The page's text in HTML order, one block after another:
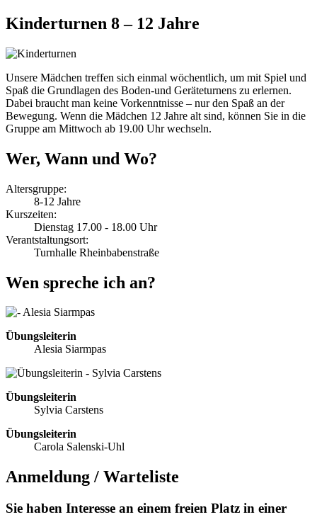
Kinderturnen 8 – 12 Jahre
Unsere Mädchen treffen sich einmal wöchentlich, um mit Spiel und
Spaß die Grundlagen des Boden-und Geräteturnens zu erlernen.
Dabei braucht man keine Vorkenntnisse – nur den Spaß an der
Bewegung. Wenn die Mädchen 12 Jahre alt sind, können Sie in die
Gruppe am Mittwoch ab 19.00 Uhr wechseln.
Wer, Wann und Wo?
Altersgruppe:
8-12 Jahre
Kurszeiten:
Dienstag 17.00 - 18.00 Uhr
Verantstaltungsort:
Turnhalle Rheinbabenstraße
Wen spreche ich an?
Übungsleiterin
Alesia Siarmpas
Übungsleiterin
Sylvia Carstens
Übungsleiterin
Carola Salenski-Uhl
Anmeldung / Warteliste
Sie haben Interesse an einem freien Platz in einer